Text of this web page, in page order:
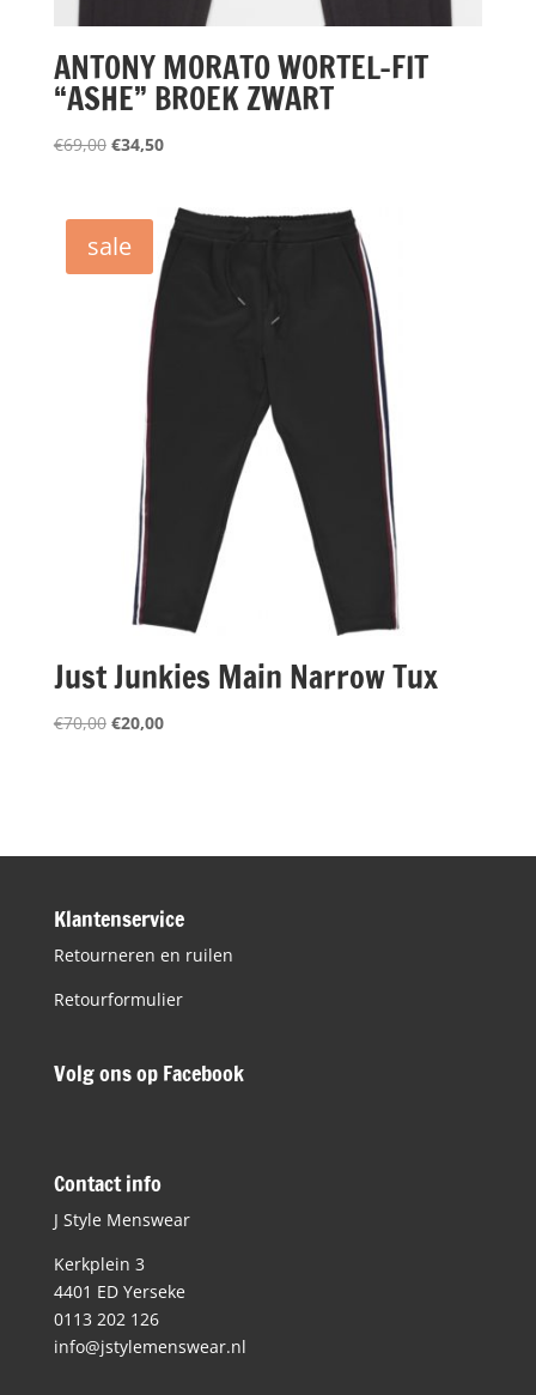
ANTONY MORATO WORTEL-FIT
“ASHE” BROEK ZWART
€69,00 Oorspronkelijke
€69,00.
€34,50Huidige
€34,50.
sale
Just Junkies Main Narrow Tux
€70,00 Oorspronkelijke
€20,00Huidige
Klantenservice
Retourneren en ruilen
Retourformulier
Volg ons op Facebook
Contact info
J Style Menswear
Kerkplein 3
4401 ED Yerseke
0113 202 126
info@jstylemenswear.nl